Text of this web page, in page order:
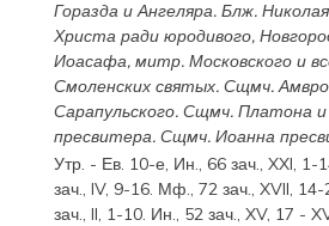
ГораздаиАнгеляра. Блж. Николая
Христа ради юродивого,
Иоасафа, митр. Московского и
Смоленских святых. Сщмч.
Сарапульского. Сщмч. Платонаи
пресвитера. Сщмч. Иоанна
Утр. - Ев. 10-е, Ин., 66 зач., XXI, 1-
зач., IV, 9-16. Мф., 72 зач., XVII, 14-
зач., II, 1-10. Ин., 52 зач., XV, 17 -